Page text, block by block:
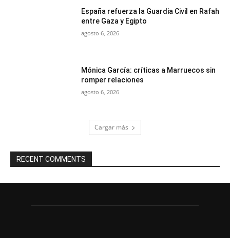
España refuerza la Guardia Civil en Rafah
entre Gaza y Egipto
agosto 6, 2026
Mónica García: críticas a Marruecos sin
romper relaciones
agosto 6, 2026
Cargar más
RECENT COMMENTS